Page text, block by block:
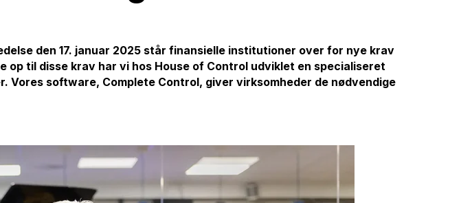
den 17. januar 2025 står finansielle institutioner over for nye krav
til disse krav har vi hos House of Control udviklet en specialiseret
Vores software, Complete Control, giver virksomheder de nødvendige